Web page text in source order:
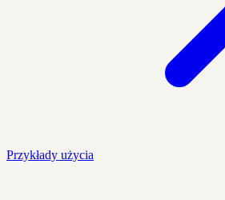
Przykłady użycia